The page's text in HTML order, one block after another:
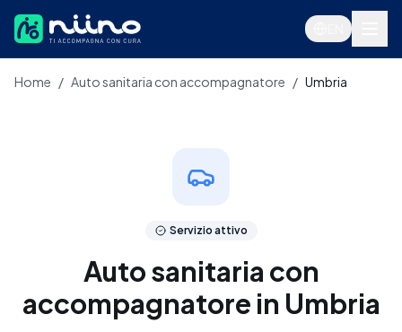
Home / Auto sanitaria con accompagnatore / Umbria
Servizio attivo
Auto sanitaria con
accompagnatore in Umbria